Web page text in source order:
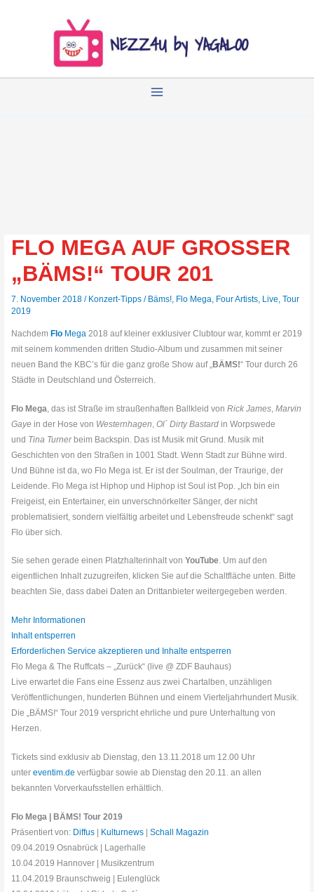
FLO MEGA AUF GROSSER
„BÄMS!“ TOUR 201
7. November 2018/ Konzert-Tipps / Bäms! Flo Mega Four Artists Live ,Tour
2019
NachdemFlo Mega 2018 auf kleiner exklusiver Clubtour war, kommt er 2019
mit seinem kommenden dritten Studio-Album und zusammen mit seiner
neuen Band the KBC’s für die ganz große Show auf „BÄMS!“ Tour durch 26
Städte in Deutschland und Österreich.
Flo Mega , das ist Straße im straußenhaften Ballkleid vonRick James ,Marvin
Gaye in der Hose von Westernhagen ,Ol´ Dirty Bastard in Worpswede
und Tina Turnerbeim Backspin. Das ist Musik mit Grund. Musik mit
Geschichten von den Straßen in 1001 Stadt. Wenn Stadt zur Bühne wird.
Und Bühne ist da, wo Flo Mega ist. Er ist der Soulman, der Traurige, der
Leidende. Flo Mega ist Hiphop und Hiphop ist Soul ist Pop. „Ich bin ein
Freigeist, ein Entertainer, ein unverschnörkelter Sänger, der nicht
problematisiert, sondern vielfältig arbeitet und Lebensfreude schenkt“ sagt
Flo über sich.
Sie sehen gerade einen Platzhalterinhalt vonYouTube. Um auf den
eigentlichen Inhalt zuzugreifen, klicken Sie auf die Schaltfläche unten. Bitte
beachten Sie, dass dabei Daten an Drittanbieter weitergegeben werden.
Mehr Informationen
Inhalt entsperren
Erforderlichen Service akzeptieren und Inhalte entsperren
Flo Mega & The Ruffcats – „Zurück“ (live @ ZDF Bauhaus)
Live erwartet die Fans eine Essenz aus zwei Chartalben, unzähligen
Veröffentlichungen, hunderten Bühnen und einem Vierteljahrhundert Musik.
Die „BÄMS!“ Tour 2019 verspricht ehrliche und pure Unterhaltung von
Herzen.
Tickets sind exklusiv ab Dienstag, den 13.11.2018 um 12.00 Uhr
untereventim.de verfügbar sowie ab Dienstag den 20.11. an allen
bekannten Vorverkaufsstellen erhältlich.
Flo Mega | BÄMS! Tour 2019
Präsentiert von: Diffus Kulturnews |Schall Magazin
09.04.2019 Osnabrück | Lagerhalle
10.04.2019 Hannover | Musikzentrum
11.04.2019 Braunschweig | Eulenglück